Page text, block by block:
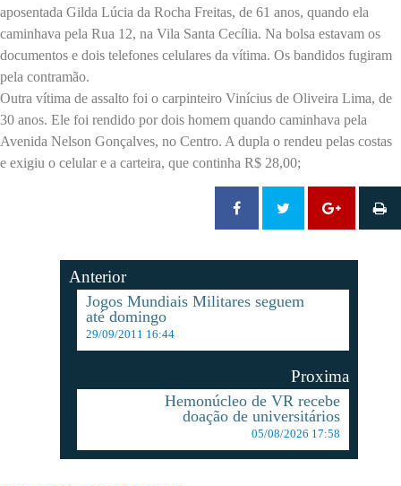
aposentada Gilda Lúcia da Rocha Freitas, de 61 anos, quando ela
caminhava pela Rua 12, na Vila Santa Cecília. Na bolsa estavam os
documentos e dois telefones celulares da vítima. Os bandidos fugiram
pela contramão.
Outra vítima de assalto foi o carpinteiro Vinícius de Oliveira Lima, de
30 anos. Ele foi rendido por dois homem quando caminhava pela
Avenida Nelson Gonçalves, no Centro. A dupla o rendeu pelas costas
e exigiu o celular e a carteira, que continha R$ 28,00;
Anterior
Jogos Mundiais Militares seguem
até domingo
29/09/2011 16:44
Proxima
Hemonúcleo de VR recebe
doação de universitários
05/08/2026 17:58